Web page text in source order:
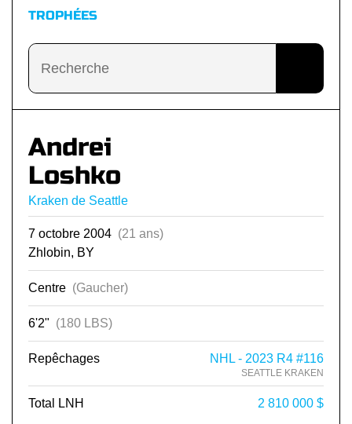
TROPHÉES
Andrei
Loshko
Kraken de Seattle
7 octobre 2004 (21 ans)
Zhlobin, BY
Centre (Gaucher)
6'2" (180 LBS)
Repêchages NHL - 2023 R4 #116
SEATTLE KRAKEN
Total LNH 2 810 000 $